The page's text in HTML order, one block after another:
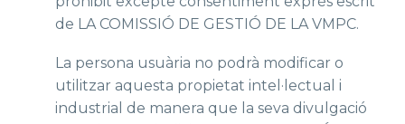
de LA COMISSIÓ DE GESTIÓ DE LA VMPC.
La persona usuària no podrà modificar o
utilitzar aquesta propietat intel·lectual i
industrial de manera que la seva divulgació